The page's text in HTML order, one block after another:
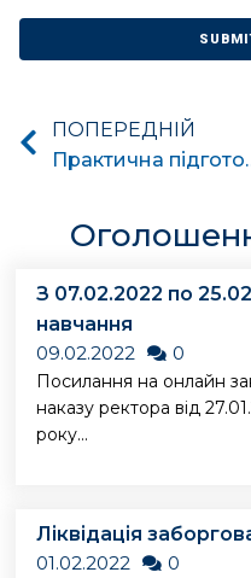
ПОПЕРЕДНІЙ
Практична підготовка
З 07.02.2022 по
навчання
09.02.2022
0
Посилання на онлайн
наказу ректора від
року...
Ліквідація
01.02.2022
0